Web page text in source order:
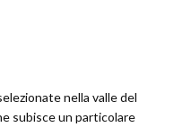
nella valle del
subisce un particolare